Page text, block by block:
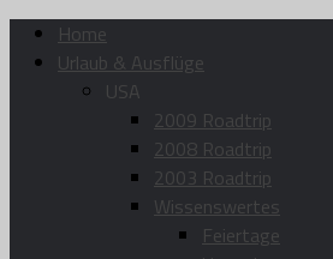
Home
Urlaub & Ausflüge
USA
2009 Roadtrip
2008 Roadtrip
2003 Roadtrip
Wissenswertes
Feiertage